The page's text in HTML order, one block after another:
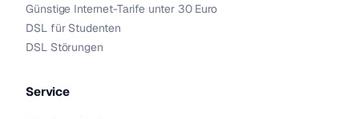
Günstige Internet-Tarife unter 30 Euro
DSL für Studenten
DSL Störungen
Service